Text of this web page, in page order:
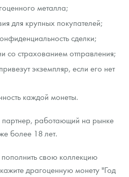
металла;
для крупных покупателей;
сделки;
со страхованием отправления;
экземпляр, если его нет
каждой монеты.
работающий на рынке
более 18 лет.
свою коллекцию
драгоценную монету "Год